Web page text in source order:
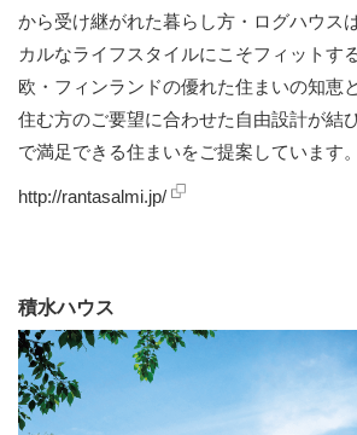
から受け継がれた暮らし方・ログハウス
カルなライフスタイルにこそフィットす
欧・フィンランドの優れた住まいの知恵
住む方のご要望に合わせた自由設計が結
で満足できる住まいをご提案しています。
http://rantasalmi.jp/
積水ハウス